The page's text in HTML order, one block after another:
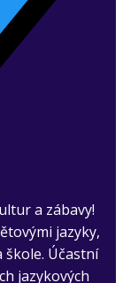
a zábavy!
jazyky,
škole. Účastní
jazykových